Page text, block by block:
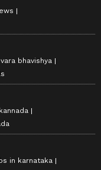
vara bhavishya
in karnataka